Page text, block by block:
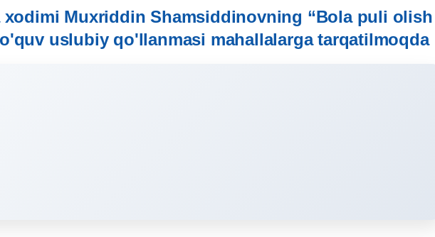
Muxriddin Shamsiddinovning “Bola puli olish
uslubiy qo'llanmasi mahallalarga tarqatilmoqda